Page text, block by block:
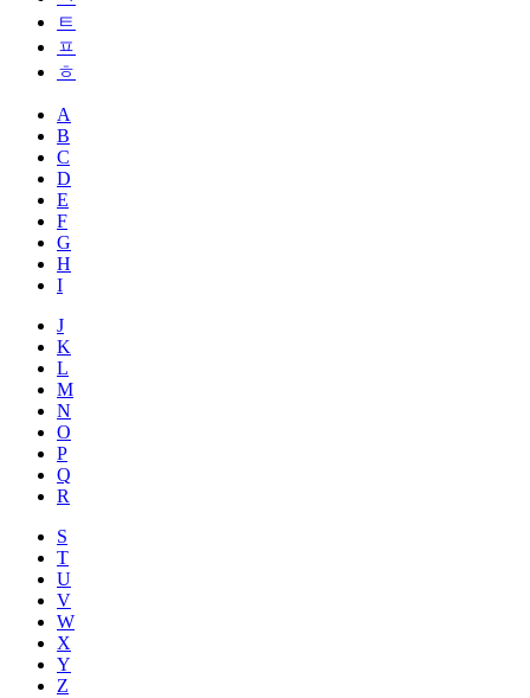
ㅌ
ㅍ
ㅎ
A
B
C
D
E
F
G
H
I
J
K
L
M
N
O
P
Q
R
S
T
U
V
W
X
Y
Z